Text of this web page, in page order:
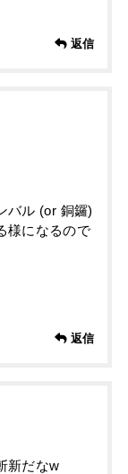
返信
バル (or 銅鑼)
様になるので
返信
新だなw